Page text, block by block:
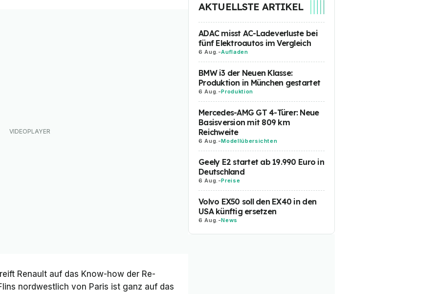
Renault auf das Know-how der Re-
nordwestlich von Paris ist ganz auf das
AKTUELLSTE ARTIKEL
ADAC misst AC-Ladeverluste bei
fünf Elektroautos im Vergleich
6 Aug. -Aufladen
BMW i3 der Neuen Klasse:
Produktion in München gestartet
6 Aug. -Produktion
Mercedes-AMG GT 4-Türer: Neue
Basisversion mit 809 km
Reichweite
6 Aug. -Modellübersichten
Geely E2 startet ab 19.990 Euro in
Deutschland
6 Aug. -Preise
Volvo EX50 soll den EX40 in den
USA künftig ersetzen
6 Aug. -News